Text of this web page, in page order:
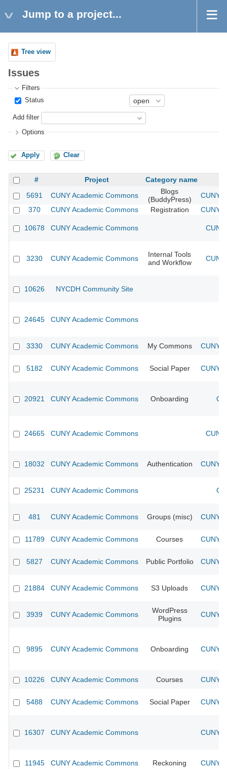
Jump to a project...
Tree view
Issues
Filters
Status
Add filter
Options
Apply Clear
# Project
Category name
5691
CUNY Academic Commons
Blogs
(BuddyPress)
CUNY
370
CUNY Academic Commons Registration CUNY
10678 CUNY Academic Commons
3230 CUNY Academic Commons
Internal Tools
and Workflow
10626 NYCDH Community Site
24645 CUNY Academic Commons
3330 CUNY Academic Commons My Commons CUNY
5182 CUNY Academic Commons Social Paper CUNY
20921 CUNY Academic Commons Onboarding
24665 CUNY Academic Commons
18032 CUNY Academic Commons Authentication CUNY
25231 CUNY Academic Commons
481 CUNY Academic Commons Groups (misc) CUNY
11789 CUNY Academic Commons Courses CUNY
5827 CUNY Academic Commons Public Portfolio CUNY
21884 CUNY Academic Commons S3 Uploads CUNY
3939 CUNY Academic Commons
WordPress
Plugins
CUNY
9895 CUNY Academic Commons Onboarding CUNY
10226 CUNY Academic Commons Courses CUNY
5488 CUNY Academic Commons Social Paper CUNY
16307 CUNY Academic Commons CUNY
11945 CUNY Academic Commons Reckoning CUNY